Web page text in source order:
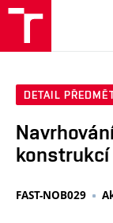
DETAIL
konstrukcí
FAST-NOB029